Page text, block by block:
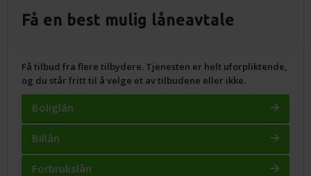
Få en best mulig låneavtale
Få tilbud fra flere tilbydere. Tjenesten er helt uforpliktende,
og du står fritt til å velge et av tilbudene eller ikke.
Boliglån
Billån
Forbrukslån